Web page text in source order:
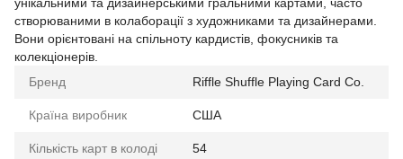
створюваними в колаборації з художниками та дизайнерами.
Вони орієнтовані на спільноту кардистів, фокусників та
колекціонерів.
Бренд
Riffle Shuffle Playing Card Co.
Країна виробник США
Кількість карт в колоді 54